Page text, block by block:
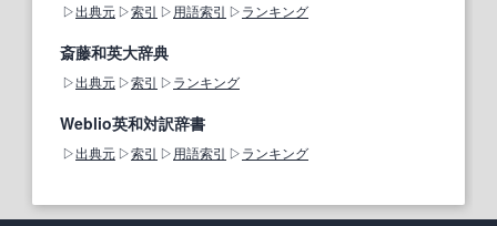
出典元 索引 用語索引 ランキング
斎藤和英大辞典
出典元 索引 ランキング
Weblio英和対訳辞書
出典元 索引 用語索引 ランキング